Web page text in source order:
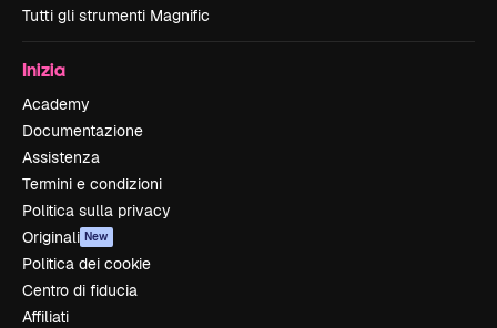
Tutti gli strumenti Magnific
Inizia
Academy
Documentazione
Assistenza
Termini e condizioni
Politica sulla privacy
Originali New
Politica dei cookie
Centro di fiducia
Affiliati